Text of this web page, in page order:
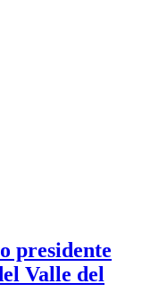
presidente
Valle del